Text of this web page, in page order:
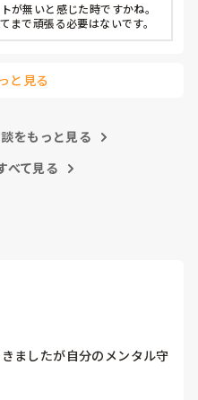
すか？
が無いと感じた時ですかね。
まで頑張る必要はないです。
と見る
をもっと見る
べて見る
ましたが自分のメンタル守